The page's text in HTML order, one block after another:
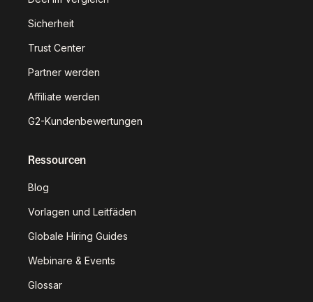
Sicherheit
Trust Center
Partner werden
Affiliate werden
G2-Kundenbewertungen
Ressourcen
Blog
Vorlagen und Leitfäden
Globale Hiring Guides
Webinare & Events
Glossar